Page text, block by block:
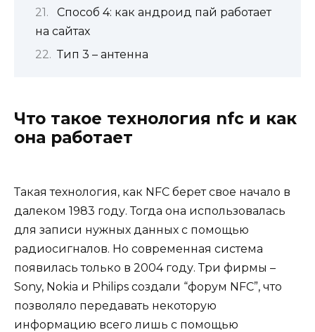
Способ 4: как андроид пай работает
на сайтах
Тип 3 – антенна
Что такое технология nfc и как
она работает
Такая технология, как NFC берет свое начало в
далеком 1983 году. Тогда она использовалась
для записи нужных данных с помощью
радиосигналов. Но современная система
появилась только в 2004 году. Три фирмы –
Sony, Nokia и Philips создали “форум NFC”, что
позволяло передавать некоторую
информацию всего лишь с помощью